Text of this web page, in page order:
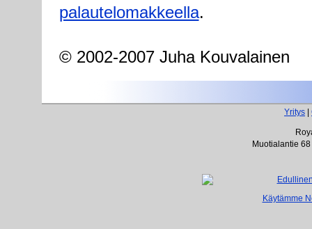
palautelomakkeella.
© 2002-2007 Juha Kouvalainen
Yritys
Muotialantie
Käytämme